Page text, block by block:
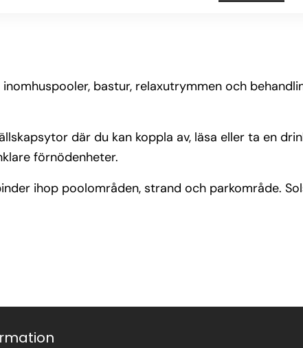
bastur, relaxutrymmen och
där du kan koppla av, läsa eller ta en
förnödenheter.
ihop poolområden, strand och parkområde.